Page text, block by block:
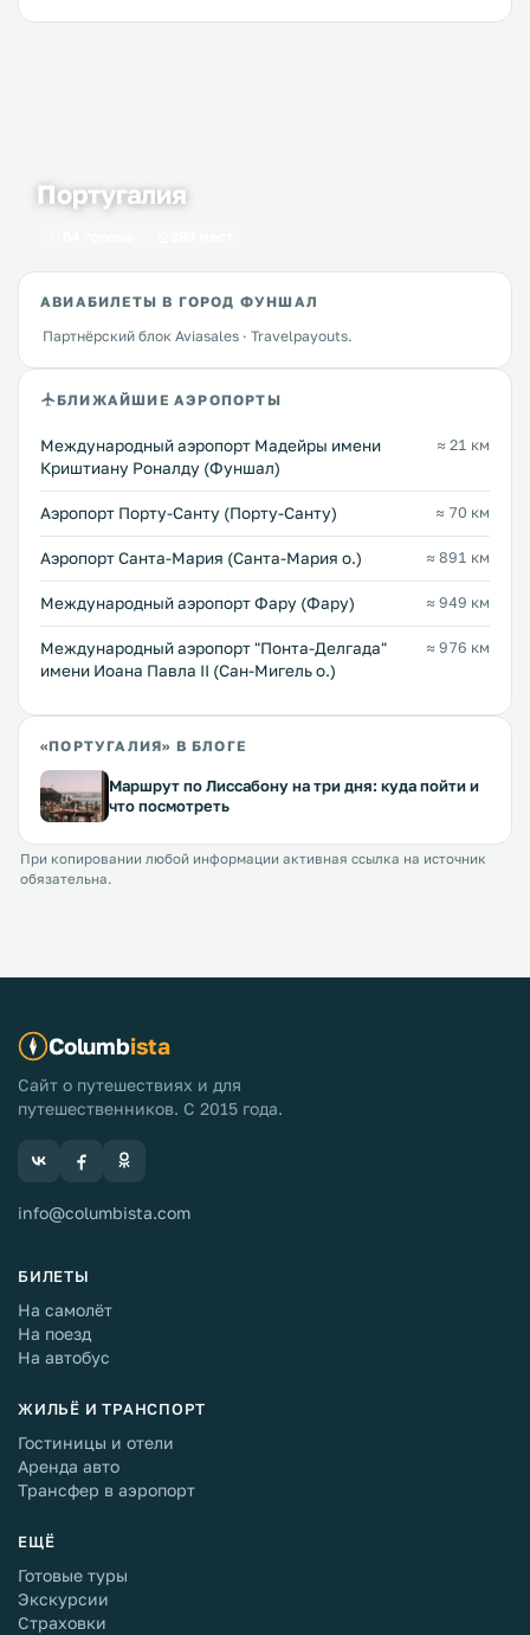
Португалия
АВИАБИЛЕТЫ В ГОРОД ФУНШАЛ
Партнёрский блок Aviasales · Travelpayouts.
БЛИЖАЙШИЕ АЭРОПОРТЫ
Международный аэропорт Мадейры имени
Криштиану Роналду (Фуншал)
≈ 21 км
Аэропорт Порту-Санту (Порту-Санту) ≈ 70 км
Аэропорт Санта-Мария (Санта-Мария о.) ≈ 891 км
Международный аэропорт Фару (Фару) ≈ 949 км
Международный аэропорт "Понта-Делгада"
имени Иоана Павла II (Сан-Мигель о.)
≈ 976 км
«ПОРТУГАЛИЯ» В БЛОГЕ
Маршрут по Лиссабону на три дня: куда пойти и
что посмотреть
При копировании любой информации активная ссылка на источник
обязательна.
Columbista
Сайт о путешествиях и для
путешественников. С 2015 года.
info@columbista.com
БИЛЕТЫ
На самолёт
На поезд
На автобус
ЖИЛЬЁ И ТРАНСПОРТ
Гостиницы и отели
Аренда авто
Трансфер в аэропорт
ЕЩЁ
Готовые туры
Экскурсии
Страховки